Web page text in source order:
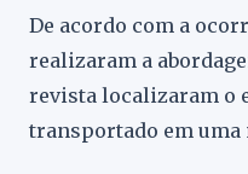
De acordo com a
realizaram a
revista localizaram o
transportado em uma